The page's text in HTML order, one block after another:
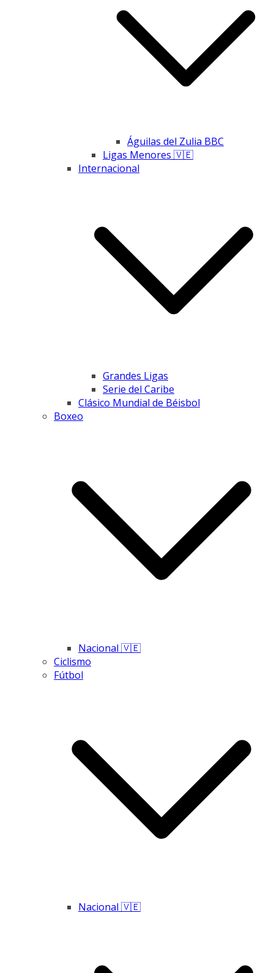
Águilas del Zulia BBC
Ligas Menores 🇻🇪
Internacional
Grandes Ligas
Serie del Caribe
Clásico Mundial de Béisbol
Boxeo
Nacional 🇻🇪
Ciclismo
Fútbol
Nacional 🇻🇪